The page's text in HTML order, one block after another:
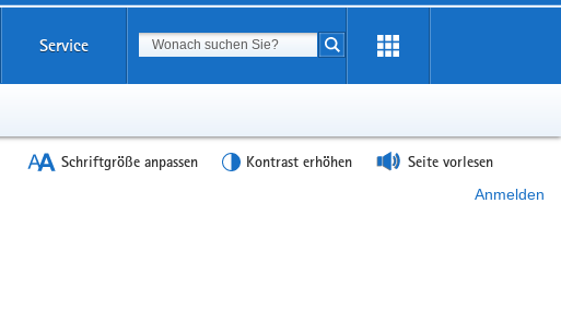
Service Suchbegriff
Suche starten
Schriftgröße anpassen Kontrast erhöhen Seite vorlesen
Anmelden